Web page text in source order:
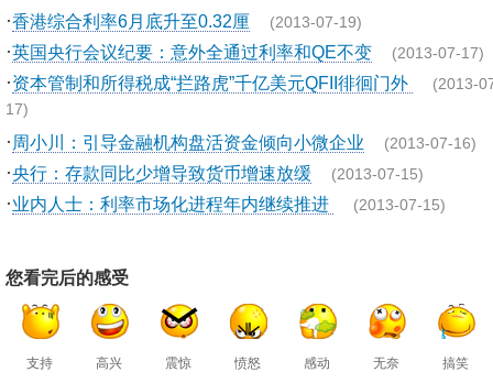
·香港综合利率6月底升至0.32厘 (2013-07-19)
·英国央行会议纪要：意外全通过利率和QE不变 (2013-07-17)
·资本管制和所得税成“拦路虎”千亿美元QFII徘徊门外 (2013-
17)
· 周小川：引导金融机构盘活资金倾向小微企业 (2013-07-16)
·央行：存款同比少增导致货币增速放缓 (2013-07-15)
·业内人士：利率市场化进程年内继续推进 (2013-07-15)
您看完后的感受
支持 高兴 震惊 愤怒 感动 无奈 搞笑